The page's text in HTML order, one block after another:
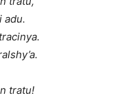
adu.
tratu!